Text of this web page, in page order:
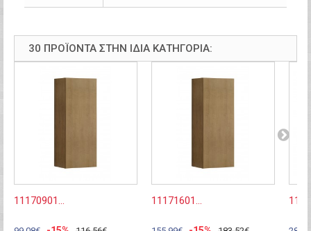
30 ΠΡΟΪΌΝΤΑ ΣΤΗΝ ΊΔΙΑ ΚΑΤΗΓΟΡΊΑ:
11170901... 11171601...